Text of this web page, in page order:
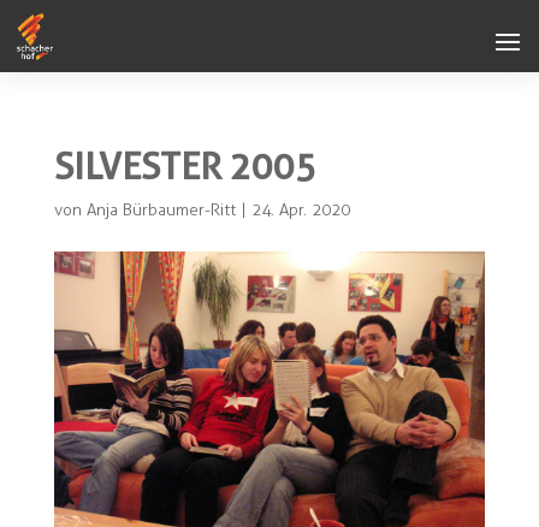
SILVESTER 2005
von Anja Bürbaumer-Ritt| 24. Apr. 2020